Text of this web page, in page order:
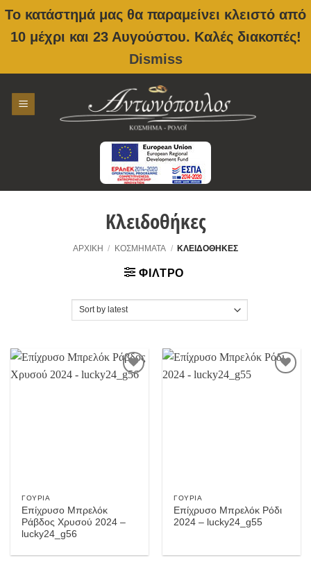
Το κατάστημά μας θα παραμείνει κλειστό από
10 μέχρι και 23 Αυγούστου. Καλές διακοπές!
Dismiss
content
Κλειδοθήκες
ΑΡΧΙΚΉ / ΚΟΣΜΉΜΑΤΑ / ΚΛΕΙΔΟΘΉΚΕΣ
ΦΊΛΤΡΟ
ΓΟΎΡΙΑ
Επίχρυσο Μπρελόκ
Ράβδος Χρυσού 2024 –
lucky24_g56
ΓΟΎΡΙΑ
Επίχρυσο Μπρελόκ Ρόδι
2024 – lucky24_g55